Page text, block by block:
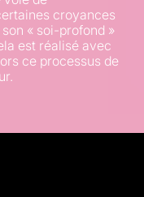
croyances
« soi-profond »
est réalisé avec
ce processus de